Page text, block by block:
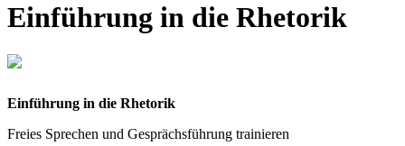
Einführung in die Rhetorik
Einführung in die Rhetorik
Freies Sprechen und Gesprächsführung trainieren